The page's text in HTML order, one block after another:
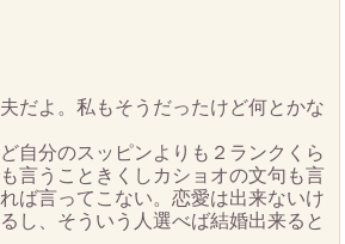
だよ。私もそうだったけど何とかな
自分のスッピンよりも２ランクくら
言うこときくしカショオの文句も言
ば言ってこない。恋愛は出来ないけ
し、そういう人選べば結婚出来ると